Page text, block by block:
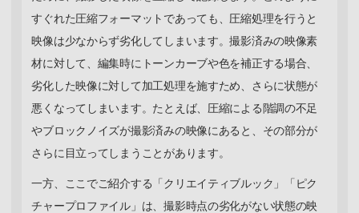
すぐれた圧縮フォーマットであっても、圧縮処理を行うと
映像は少なからず劣化してしまいます。撮影済みの映像素
材に対して、編集時にトーンカーブや色を補正する場合、
劣化した映像に対して加工処理を施すため、さらに状態が
悪くなってしまいます。たとえば、圧縮による階調の不足
やブロックノイズが撮影済みの映像にあると、その部分が
さらに目立ってしまうことがあります。
一方、ここでご紹介する「クリエイティブルック」「ピク
チャープロファイル」は、撮影時点の劣化がない状態の映